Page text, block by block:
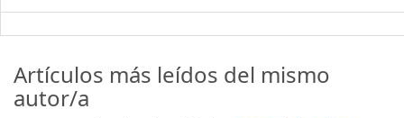
Artículos más leídos del mismo
autor/a